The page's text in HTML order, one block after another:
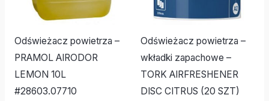
Odświeżacz powietrza –
PRAMOL AIRODOR
LEMON 10L
#28603.07710
Odświeżacz powietrza –
wkładki zapachowe –
TORK AIRFRESHENER
DISC CITRUS (20 SZT)